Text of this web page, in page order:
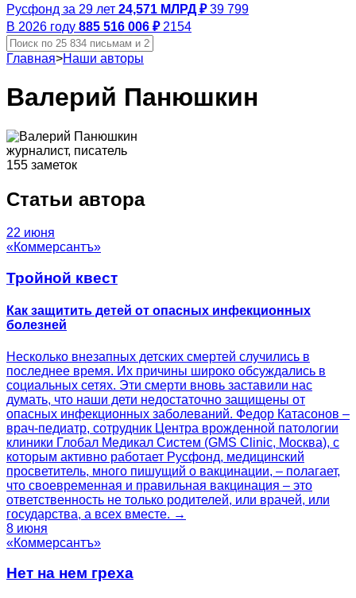
Русфонд за 29 лет 24,571 МЛРД ₽ 39 799
В 2026 году 885 516 006 ₽ 2154
Главная>Наши авторы
Валерий Панюшкин
журналист, писатель
155 заметок
Статьи автора
22 июня
«Коммерсантъ»
Тройной квест
Как защитить детей от опасных инфекционных
болезней
Несколько внезапных детских смертей случились в
последнее время. Их причины широко обсуждались в
социальных сетях. Эти смерти вновь заставили нас
думать, что наши дети недостаточно защищены от
опасных инфекционных заболеваний. Федор Катасонов –
врач-педиатр, сотрудник Центра врожденной патологии
клиники Глобал Медикал Систем (GMS Clinic, Москва), с
которым активно работает Русфонд, медицинский
просветитель, много пишущий о вакцинации, – полагает,
что своевременная и правильная вакцинация – это
ответственность не только родителей, или врачей, или
государства, а всех вместе. →
8 июня
«Коммерсантъ»
Нет на нем греха